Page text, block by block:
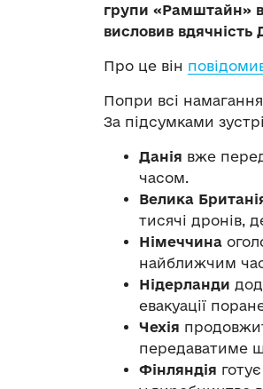
групи «Рамштайн»
висловив
Про це він
Попри всі
За підсумками
Данія вже
часом.
Велика
тисячі дронів,
Німеччина
найближчим
Нідерланди
евакуації
Чехія
передаватиме
Фінляндія